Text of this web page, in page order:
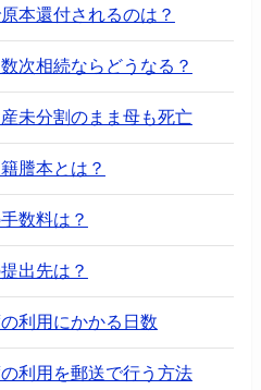
本還付されるのは？
次相続ならどうなる？
未分割のまま母も死亡
謄本とは？
数料は？
出先は？
利用にかかる日数
利用を郵送で行う方法